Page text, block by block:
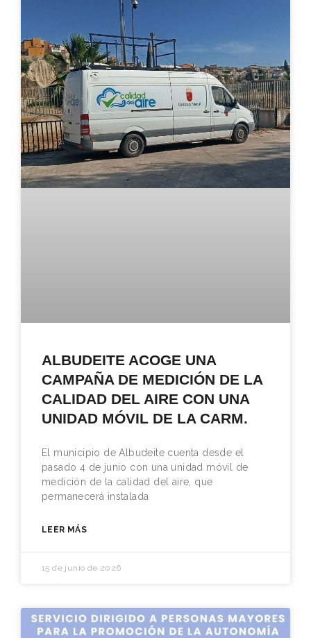
ALBUDEITE ACOGE UNA
CAMPAÑA DE MEDICIÓN DE LA
CALIDAD DEL AIRE CON UNA
UNIDAD MÓVIL DE LA CARM.
El municipio de Albudeite cuenta desde el
pasado 4 de junio con una unidad móvil de
medición de la calidad del aire, que
permanecerá instalada
LEER MÁS
15 de junio de 2026